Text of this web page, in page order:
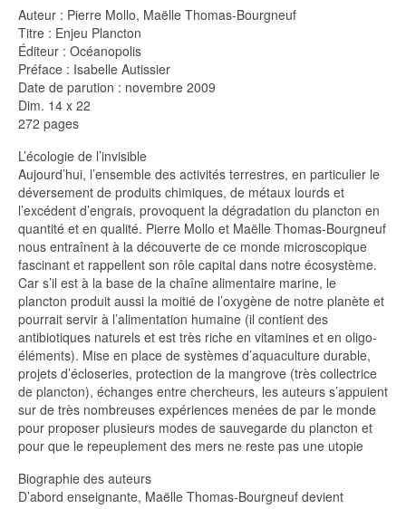
Auteur : Pierre Mollo, Maëlle Thomas-Bourgneuf
Titre : Enjeu Plancton
Éditeur : Océanopolis
Préface : Isabelle Autissier
Date de parution : novembre 2009
Dim. 14 x 22
272 pages
L’écologie de l’invisible
Aujourd’hui, l’ensemble des activités terrestres, en particulier le
déversement de produits chimiques, de métaux lourds et
l’excédent d’engrais, provoquent la dégradation du plancton en
quantité et en qualité. Pierre Mollo et Maëlle Thomas-Bourgneuf
nous entraînent à la découverte de ce monde microscopique
fascinant et rappellent son rôle capital dans notre écosystème.
Car s’il est à la base de la chaîne alimentaire marine, le
plancton produit aussi la moitié de l’oxygène de notre planète et
pourrait servir à l’alimentation humaine (il contient des
antibiotiques naturels et est très riche en vitamines et en oligo-
éléments). Mise en place de systèmes d’aquaculture durable,
projets d’écloseries, protection de la mangrove (très collectrice
de plancton), échanges entre chercheurs, les auteurs s’appuient
sur de très nombreuses expériences menées de par le monde
pour proposer plusieurs modes de sauvegarde du plancton et
pour que le repeuplement des mers ne reste pas une utopie
Biographie des auteurs
D’abord enseignante, Maëlle Thomas-Bourgneuf devient